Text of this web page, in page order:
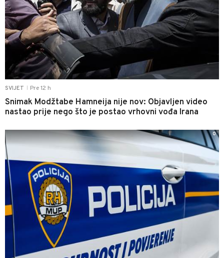
SVIJET Pre 12 h
Snimak Modžtabe Hamneija nije nov: Objavljen video
nastao prije nego što je postao vrhovni vođa Irana
0